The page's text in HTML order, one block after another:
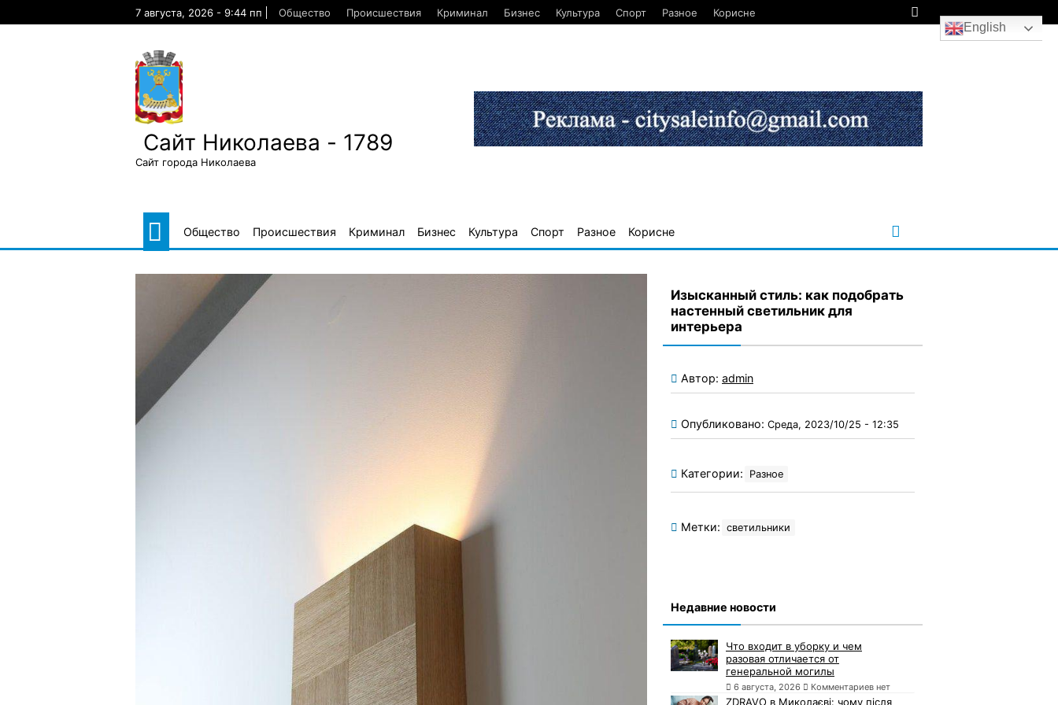
7 августа, 2026 - 9:44 пп Общество Происшествия Криминал Бизнес Культура Спорт Разное Корисне
Сайт Николаева - 1789
Сайт города Николаева
Общество Происшествия Криминал Бизнес Культура Спорт Разное Корисне
Изысканный стиль: как подобрать
настенный светильник для
интерьера
Автор: admin
Опубликовано: Среда, 2023/10/25 - 12:35
Категории: Разное
Метки: светильники
Недавние новости
Что входит в уборку и чем
разовая отличается от
генеральной могилы
6 августа, 2026 Комментариев нет
ZDRAVO в Миколаєві: чому після
English